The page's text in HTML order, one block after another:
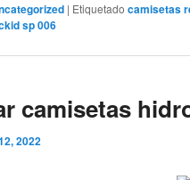
| Etiquetado camisetas
sp 006
camisetas
2022